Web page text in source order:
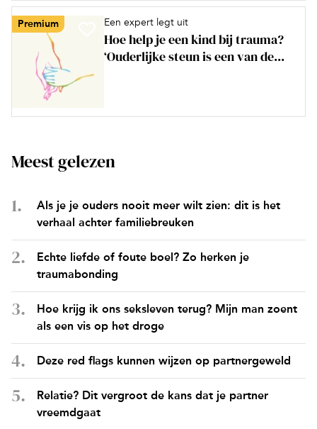
Premium Een expert legt uit
Hoe help je een kind bij trauma?
‘Ouderlijke steun is een van de...
Meest gelezen
Als je je ouders nooit meer wilt zien: dit is het
verhaal achter familiebreuken
Echte liefde of foute boel? Zo herken je
traumabonding
Hoe krijg ik ons seksleven terug? Mijn man zoent
als een vis op het droge
Deze red flags kunnen wijzen op partnergeweld
Relatie? Dit vergroot de kans dat je partner
vreemdgaat